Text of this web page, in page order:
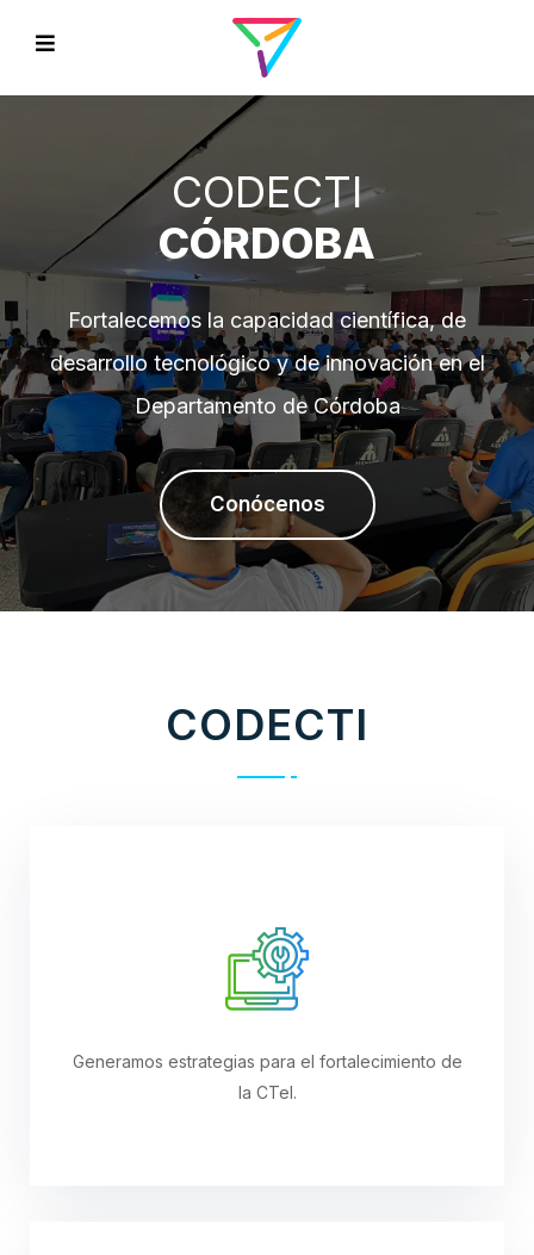
CODECTI
CÓRDOBA
Fortalecemos la capacidad científica, de
desarrollo tecnológico y de innovación en el
Departamento de Córdoba
Conócenos
CODECTI
Generamos estrategias para el fortalecimiento de
la CTeI.